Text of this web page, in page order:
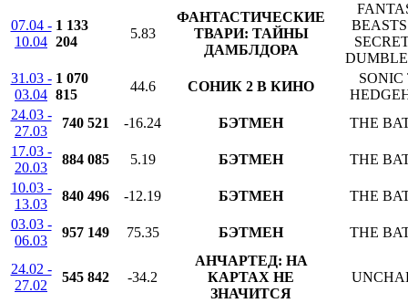
07.04 -
10.04
1 133
204
5.83
ФАНТАСТИЧЕСКИЕ
ТВАРИ: ТАЙНЫ
ДАМБЛДОРА
31.03 -
03.04
1 070
815
44.6 СОНИК 2 В КИНО
SONIC
24.03 -
27.03
740 521 -16.24 БЭТМЕН
THE
17.03 -
20.03
884 085 5.19 БЭТМЕН
THE
10.03 -
13.03
840 496 -12.19 БЭТМЕН
THE
03.03 -
06.03
957 149 75.35 БЭТМЕН THE
24.02 -
27.02
545 842 -34.2
АНЧАРТЕД: НА
КАРТАХ НЕ
ЗНАЧИТСЯ